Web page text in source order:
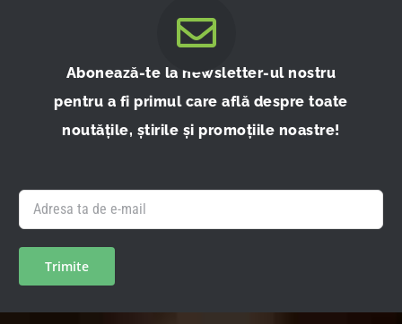
Abonează-te la newsletter-ul nostru
pentru a fi primul care află despre toate
noutățile, știrile și promoțiile noastre!